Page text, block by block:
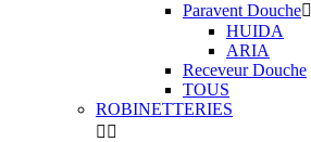
Paravent Douche
HUIDA
ARIA
Receveur Douche
TOUS
ROBINETTERIES
 